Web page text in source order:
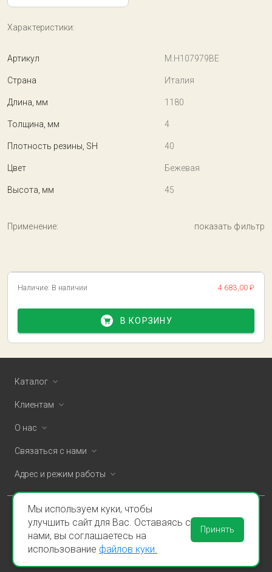
Характеристики:
Артикул M.H107979BE
Страна Италия
Длина, мм 1180
Толщина, мм 4
Плотность резины, SH 40
Цвет Бежевая
Высота, мм 45
Применение: показать фильтр
Наличие: В наличии 4 683,00 ₽
В КОРЗИНУ
Каталог
Клиентам
О нас
Связаться с нами
Адрес и режим работы
ООО «Спаклин» © 2026
Политика конфиденциальности и оферта
Пользовательское соглашение
Мы используем куки, чтобы
улучшить сайт для Вас. Оставаясь с
нами, вы соглашаетесь на
использование файлов куки.
Принять